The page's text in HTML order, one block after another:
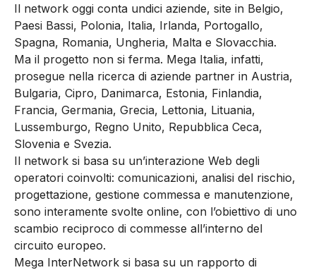
Il network oggi conta undici aziende, site in Belgio,
Paesi Bassi, Polonia, Italia, Irlanda, Portogallo,
Spagna, Romania, Ungheria, Malta e Slovacchia.
Ma il progetto non si ferma. Mega Italia, infatti,
prosegue nella ricerca di aziende partner in Austria,
Bulgaria, Cipro, Danimarca, Estonia, Finlandia,
Francia, Germania, Grecia, Lettonia, Lituania,
Lussemburgo, Regno Unito, Repubblica Ceca,
Slovenia e Svezia.
Il network si basa su un’interazione Web degli
operatori coinvolti: comunicazioni, analisi del rischio,
progettazione, gestione commessa e manutenzione,
sono interamente svolte online, con l’obiettivo di uno
scambio reciproco di commesse all’interno del
circuito europeo.
Mega InterNetwork si basa su un rapporto di